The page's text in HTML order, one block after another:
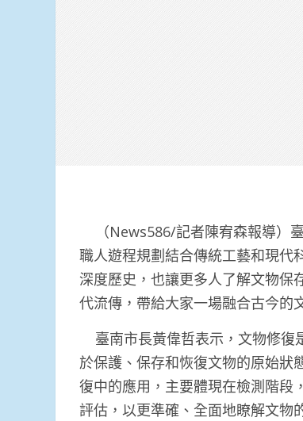
（News586/記者陳宥森報導）
職人遊程規劃結合傳統工藝和現代
深度歷史，也讓更多人了解文物保
代流傳，帶給大家一場融合古今的
臺南市長黃偉哲表示，文物修
於保護、保存和恢復文物的原始狀
復中的應用，主要體現在檢測階段
評估，以更準確、全面地瞭解文物